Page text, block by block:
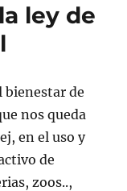
ley de
bienestar de
nos queda
en el uso y
de
zoos..,